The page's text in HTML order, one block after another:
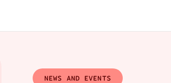
NEWS AND EVENTS